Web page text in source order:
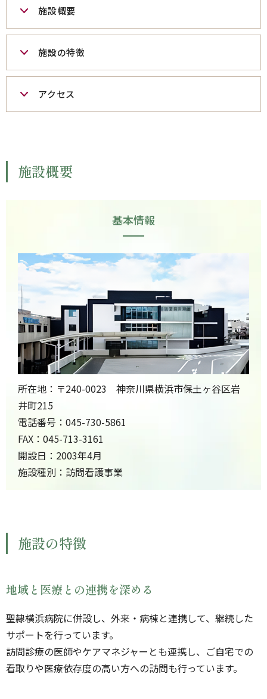
施設概要
施設の特徴
アクセス
施設概要
基本情報
所在地：〒240-0023 神奈川県横浜市保土ヶ谷区岩
井町215
電話番号：045-730-5861
FAX：045-713-3161
開設日：2003年4月
施設種別：訪問看護事業
施設の特徴
地域と医療との連携を深める
聖隷横浜病院に併設し、外来・病棟と連携して、継続した
サポートを行っています。
訪問診療の医師やケアマネジャーとも連携し、ご自宅での
看取りや医療依存度の高い方への訪問も行っています。